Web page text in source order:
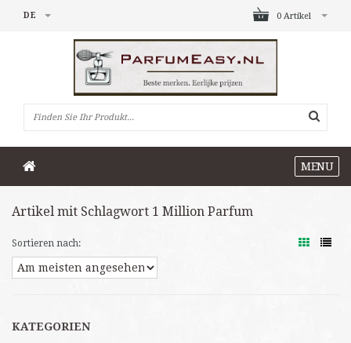
0 Artikel
DE
MENU
Artikel mit Schlagwort 1 Million Parfum
Sortieren nach:
KATEGORIEN